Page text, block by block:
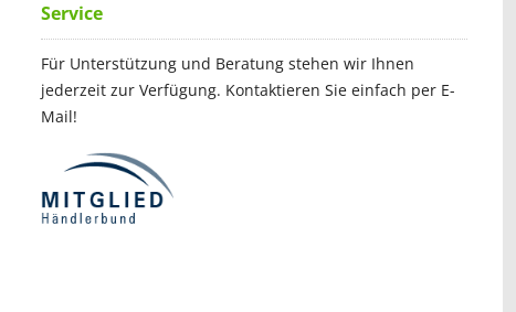
Service
Für Unterstützung und Beratung stehen wir Ihnen
jederzeit zur Verfügung. Kontaktieren Sie einfach per E-
Mail!